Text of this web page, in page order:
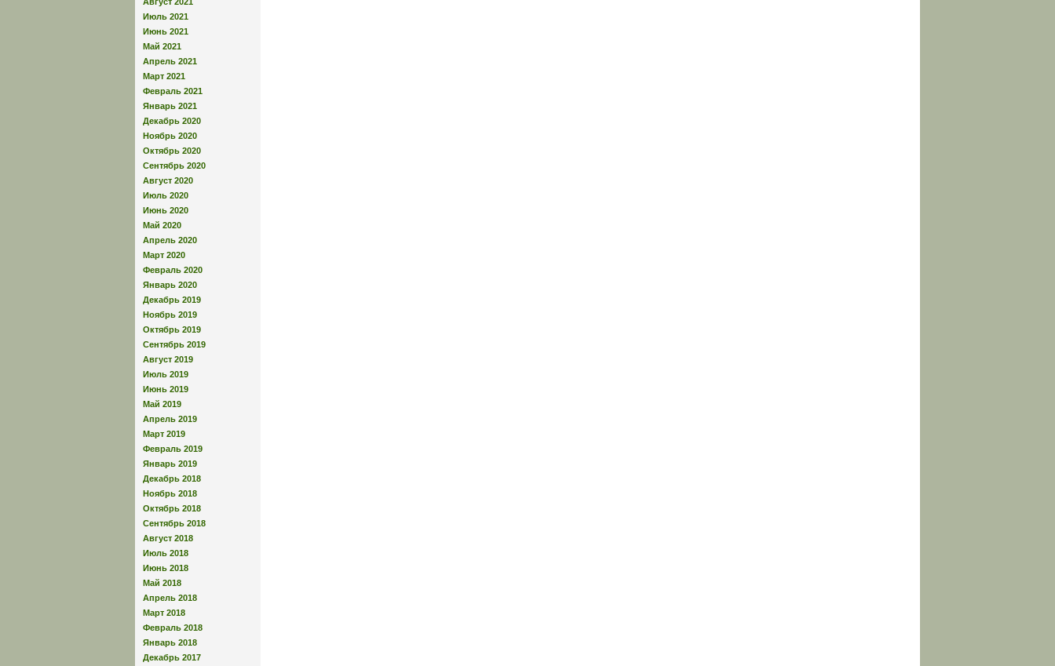
Июль 2021
Июнь 2021
Май 2021
Апрель 2021
Март 2021
Февраль 2021
Январь 2021
Декабрь 2020
Ноябрь 2020
Октябрь 2020
Сентябрь 2020
Август 2020
Июль 2020
Июнь 2020
Май 2020
Апрель 2020
Март 2020
Февраль 2020
Январь 2020
Декабрь 2019
Ноябрь 2019
Октябрь 2019
Сентябрь 2019
Август 2019
Июль 2019
Июнь 2019
Май 2019
Апрель 2019
Март 2019
Февраль 2019
Январь 2019
Декабрь 2018
Ноябрь 2018
Октябрь 2018
Сентябрь 2018
Август 2018
Июль 2018
Июнь 2018
Май 2018
Апрель 2018
Март 2018
Февраль 2018
Январь 2018
Декабрь 2017